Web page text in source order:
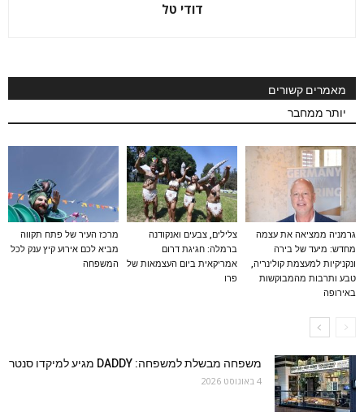
דודי טל
מאמרים קשורים
יותר ממחבר
גרמניה ממציאה את עצמה
מחדש: מיעד של בירה
ונקניקיות למעצמת קולינריה,
טבע ותרבות מהמבוקשות
באירופה
צלילים, צבעים ואנקודנה
ברמלה: חגיגת דרום
אמריקאית ביום העצמאות של
פרו
מרכז העיר של פתח תקווה
מביא לכם אירוע קיץ ענק לכל
המשפחה
משפחה מבשלת למשפחה: DADDY מגיע למיקדו סנטר
4 באוגוסט 2026